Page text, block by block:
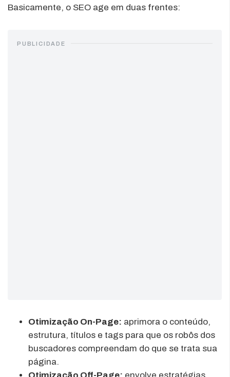
Basicamente, o SEO age em duas frentes:
PUBLICIDADE
Otimização On-Page: aprimora o conteúdo,
estrutura, títulos e tags para que os robôs dos
buscadores compreendam do que se trata sua
página.
Otimização Off-Page: envolve estratégias